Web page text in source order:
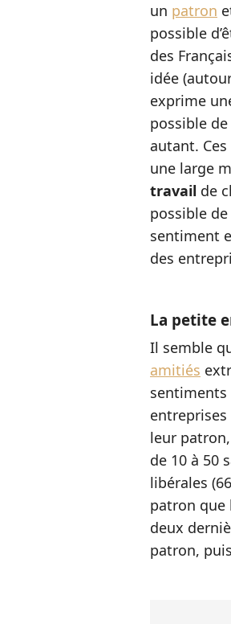
un patron
possible
des
idée
exprime
possible
autant.
une large
travail de
possible
sentiment
des
La petite
Il semble
amitiés
sentiments
entreprises
leur
de 10 à 50
libérales
patron que
deux
patron,